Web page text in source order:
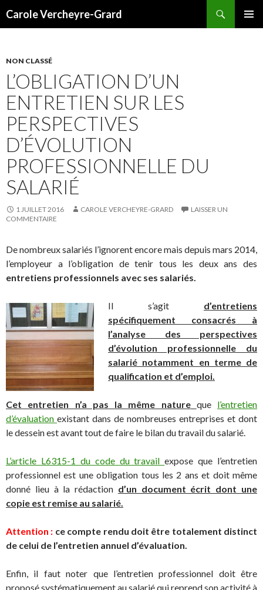
Carole Vercheyre-Grard
NON CLASSÉ
L’OBLIGATION D’UN
ENTRETIEN SUR LES
PERSPECTIVES
D’ÉVOLUTION
PROFESSIONNELLE DU
SALARIÉ
1 JUILLET 2016 CAROLE VERCHEYRE-GRARD
LAISSER UN
COMMENTAIRE
De nombreux salariés l’ignorent encore mais depuis mars 2014,
l’employeur a l’obligation de tenir tous les deux ans des
entretiens professionnels avec ses salariés.
Il s’agit d’entretiens
spécifiquement consacrés à
l’analyse des perspectives
d’évolution professionnelle du
salarié notamment en terme de
qualification et d’emploi.
Cet entretien n’a pas la même nature que l’entretien
d’évaluation existant dans de nombreuses entreprises et dont
le dessein est avant tout de faire le bilan du travail du salarié.
L’article L6315-1 du code du travailexpose que l’entretien
professionnel est une obligation tous les 2 ans et doit même
donné lieu à la rédaction d’un document écrit dont une
copie est remise au salarié.
Attention : ce compte rendu doit être totalement distinct
de celui de l’entretien annuel d’évaluation.
Enfin, il faut noter que l’entretien professionnel doit être
proposé systématiquement au salarié qui reprend son activité à